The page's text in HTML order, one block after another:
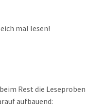
mal lesen!
Rest die Leseproben
aufbauend: